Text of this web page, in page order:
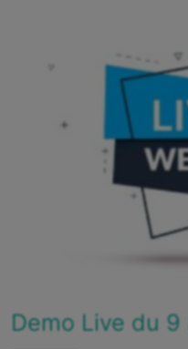
Demo Live du